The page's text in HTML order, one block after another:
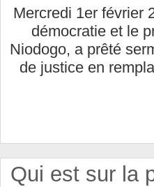
Mercredi 1er février
démocratie et le
Niodogo, a prêté
de justice en
Qui est sur la